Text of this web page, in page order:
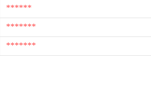
******
*******
*******